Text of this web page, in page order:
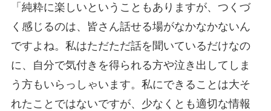
「純粋に楽しいということもありますが、つくづ
く感じるのは、皆さん話せる場がなかなかないん
ですよね。私はただただ話を聞いているだけなの
に、自分で気付きを得られる方や泣き出してしま
う方もいらっしゃいます。私にできることは大そ
れたことではないですが、少なくとも適切な情報